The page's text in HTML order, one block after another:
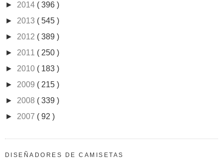
► 2014 ( 396 )
► 2013 ( 545 )
► 2012 ( 389 )
► 2011 ( 250 )
► 2010 ( 183 )
► 2009 ( 215 )
► 2008 ( 339 )
► 2007 ( 92 )
DISEÑADORES DE CAMISETAS